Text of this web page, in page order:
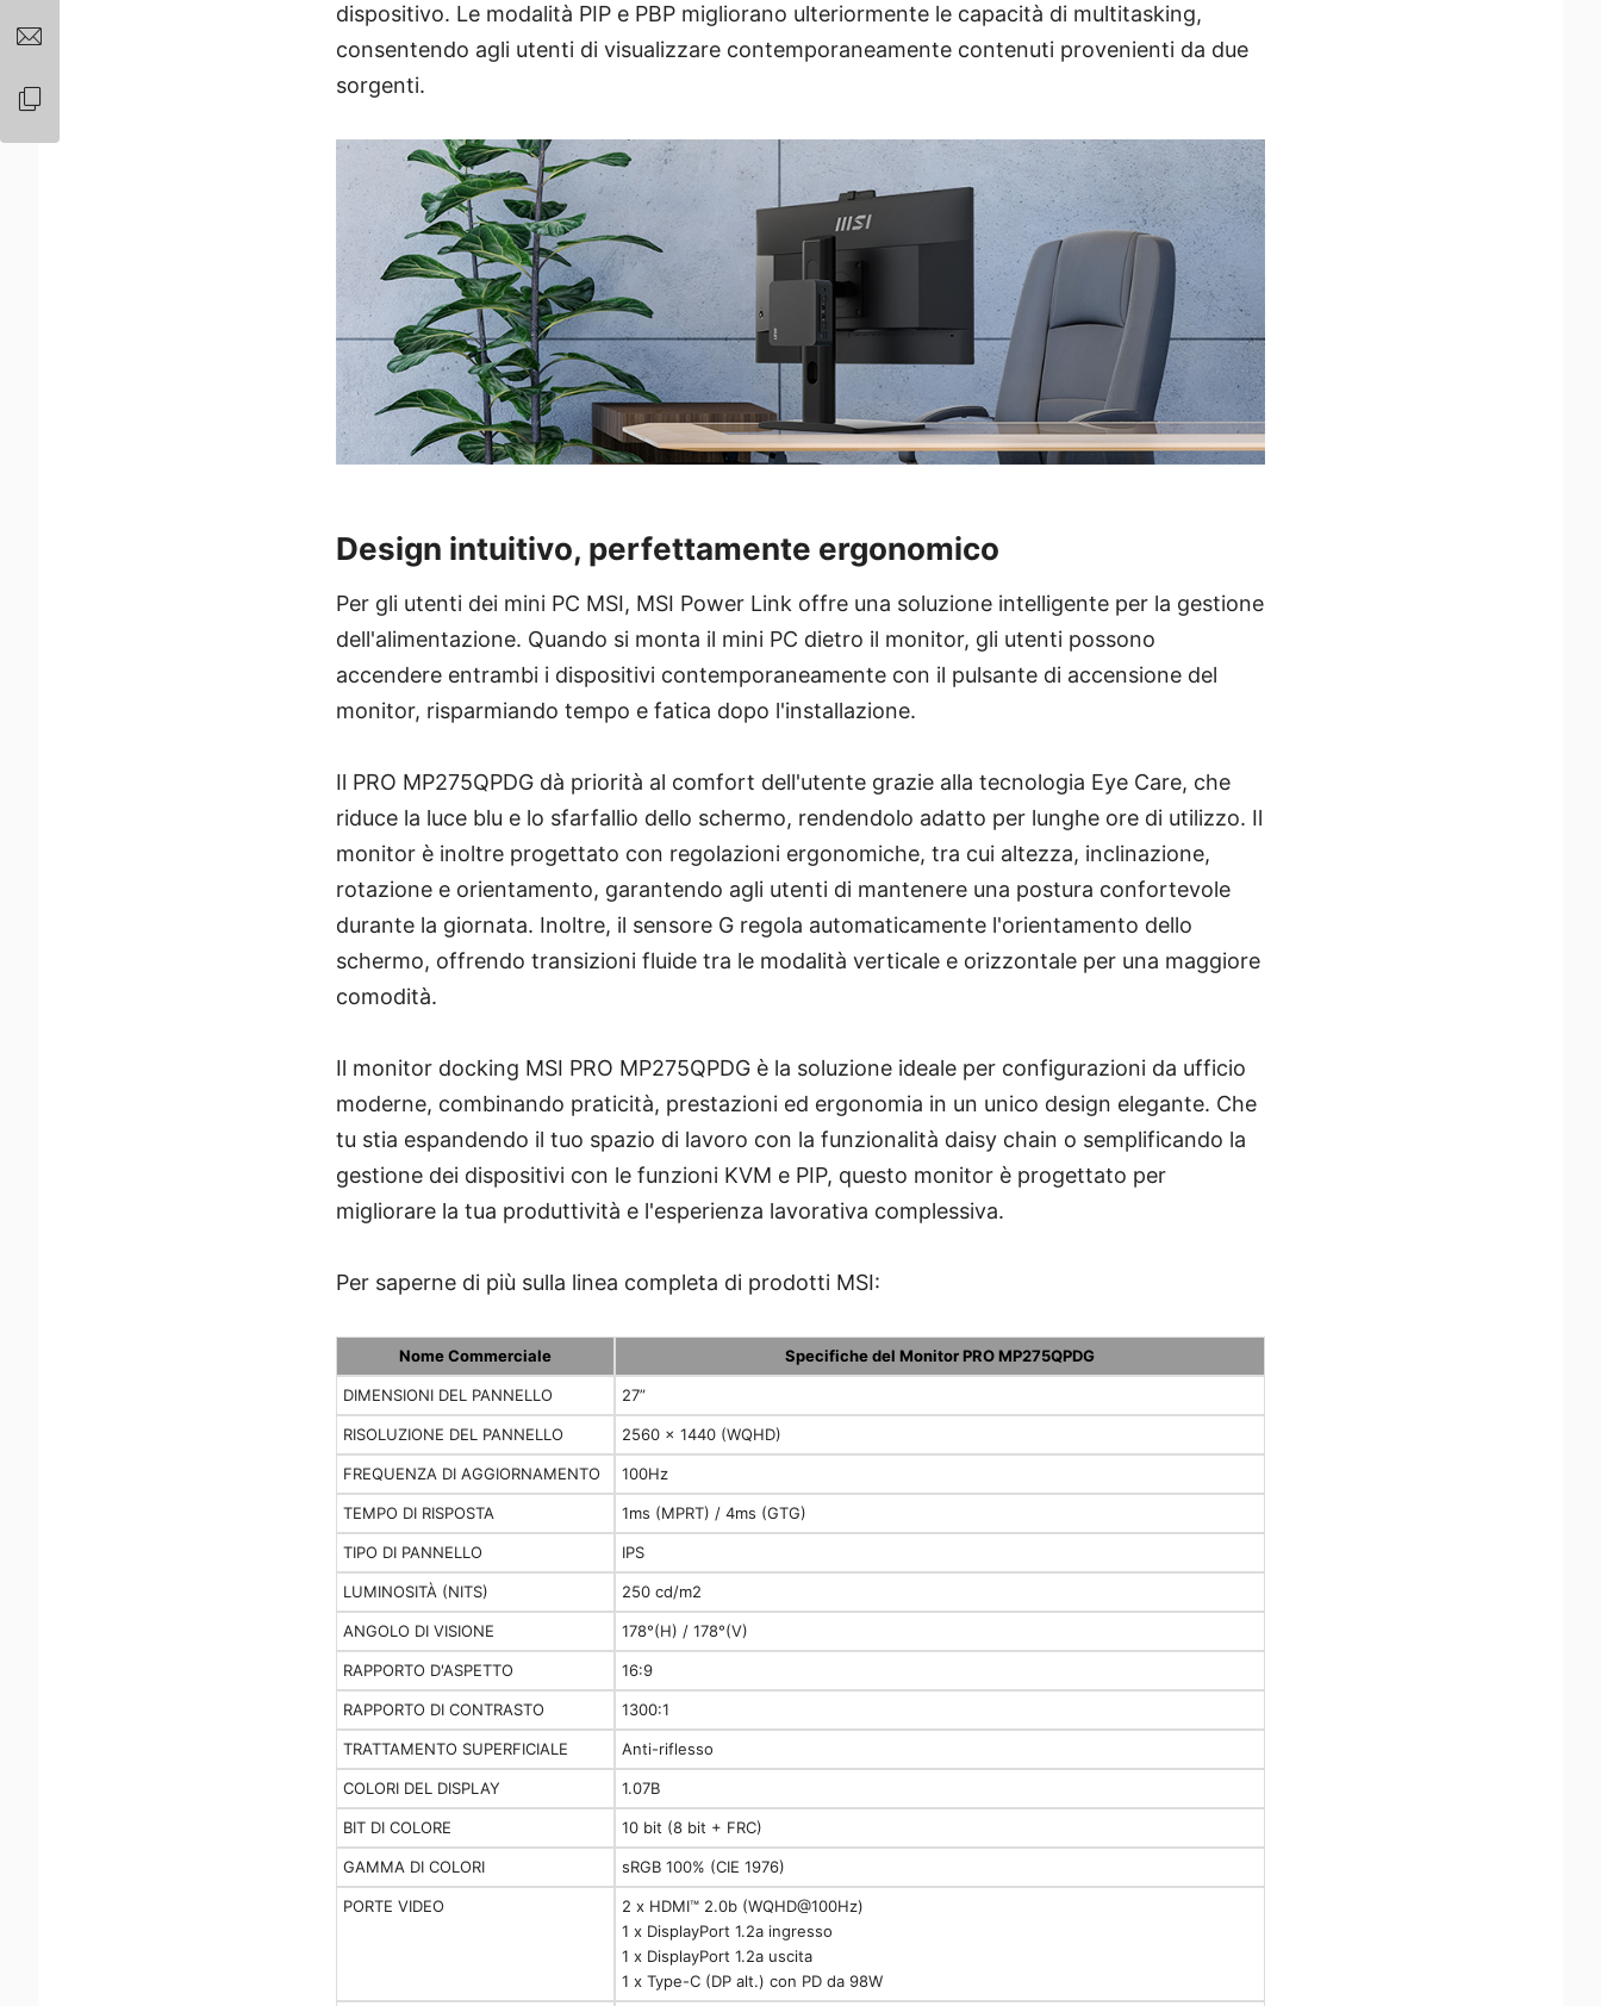
dispositivo. Le modalità PIP e PBP migliorano ulteriormente le capacità di multitasking,
consentendo agli utenti di visualizzare contemporaneamente contenuti provenienti da due
sorgenti.
Design intuitivo, perfettamente ergonomico
Per gli utenti dei mini PC MSI, MSI Power Link offre una soluzione intelligente per la gestione
dell'alimentazione. Quando si monta il mini PC dietro il monitor, gli utenti possono
accendere entrambi i dispositivi contemporaneamente con il pulsante di accensione del
monitor, risparmiando tempo e fatica dopo l'installazione.
Il PRO MP275QPDG dà priorità al comfort dell'utente grazie alla tecnologia Eye Care, che
riduce la luce blu e lo sfarfallio dello schermo, rendendolo adatto per lunghe ore di utilizzo. Il
monitor è inoltre progettato con regolazioni ergonomiche, tra cui altezza, inclinazione,
rotazione e orientamento, garantendo agli utenti di mantenere una postura confortevole
durante la giornata. Inoltre, il sensore G regola automaticamente l'orientamento dello
schermo, offrendo transizioni fluide tra le modalità verticale e orizzontale per una maggiore
comodità.
Il monitor docking MSI PRO MP275QPDG è la soluzione ideale per configurazioni da ufficio
moderne, combinando praticità, prestazioni ed ergonomia in un unico design elegante. Che
tu stia espandendo il tuo spazio di lavoro con la funzionalità daisy chain o semplificando la
gestione dei dispositivi con le funzioni KVM e PIP, questo monitor è progettato per
migliorare la tua produttività e l'esperienza lavorativa complessiva.
Per saperne di più sulla linea completa di prodotti MSI:
Nome Commerciale Specifiche del Monitor PRO MP275QPDG
DIMENSIONI DEL PANNELLO 27”
RISOLUZIONE DEL PANNELLO 2560 x 1440 (WQHD)
FREQUENZA DI AGGIORNAMENTO 100Hz
TEMPO DI RISPOSTA 1ms (MPRT) / 4ms (GTG)
TIPO DI PANNELLO IPS
LUMINOSITÀ (NITS) 250 cd/m2
ANGOLO DI VISIONE 178°(H) / 178°(V)
RAPPORTO D'ASPETTO 16:9
RAPPORTO DI CONTRASTO 1300:1
TRATTAMENTO SUPERFICIALE Anti-riflesso
COLORI DEL DISPLAY 1.07B
BIT DI COLORE 10 bit (8 bit + FRC)
GAMMA DI COLORI sRGB 100% (CIE 1976)
PORTE VIDEO
2 x HDMI™ 2.0b (WQHD@100Hz)
1 x DisplayPort 1.2a ingresso
1 x DisplayPort 1.2a uscita
1 x Type-C (DP alt.) con PD da 98W